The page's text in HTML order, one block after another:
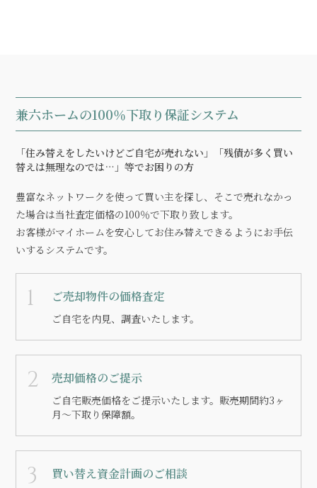
兼六ホームの100％下取り保証システム
「住み替えをしたいけどご自宅が売れない」「残債が多く買い
替えは無理なのでは…」等でお困りの方
豊富なネットワークを使って買い主を探し、そこで売れなかっ
た場合は当社査定価格の100％で下取り致します。
お客様がマイホームを安心してお住み替えできるようにお手伝
いするシステムです。
ご売却物件の価格査定
ご自宅を内見、調査いたします。
売却価格のご提示
ご自宅販売価格をご提示いたします。販売期間約3ヶ
月～下取り保障額。
買い替え資金計画のご相談